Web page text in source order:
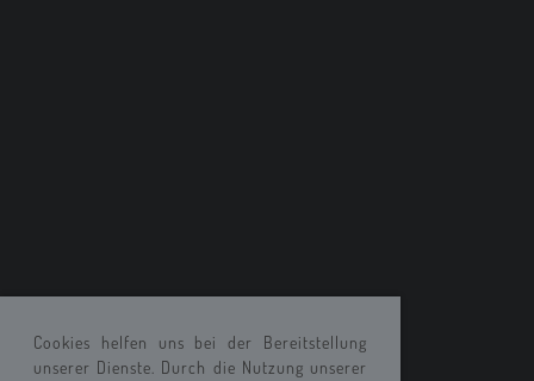
Cookies helfen uns bei der Bereitstellung
unserer Dienste. Durch die Nutzung unserer